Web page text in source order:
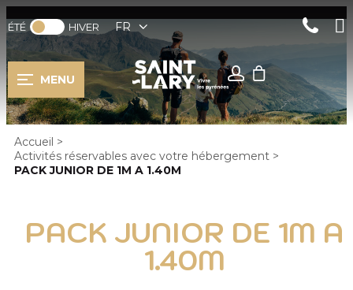
ÉTÉ HIVER FR
MENU
Accueil >
Activités réservables avec votre hébergement >
PACK JUNIOR DE 1M A 1.40M
PACK JUNIOR DE 1M A
1.40M